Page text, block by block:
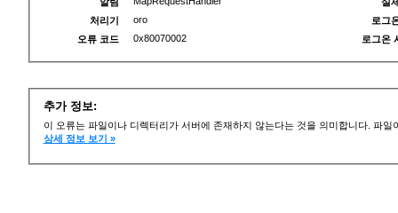
처리기
oro
오류 코드
0x80070002
로그
로그온
추가 정보:
이 오류는 파일이나 디렉터리가 서버에 존재하지 않는다는 것을 의미합니다. 파
상세 정보 보기 »